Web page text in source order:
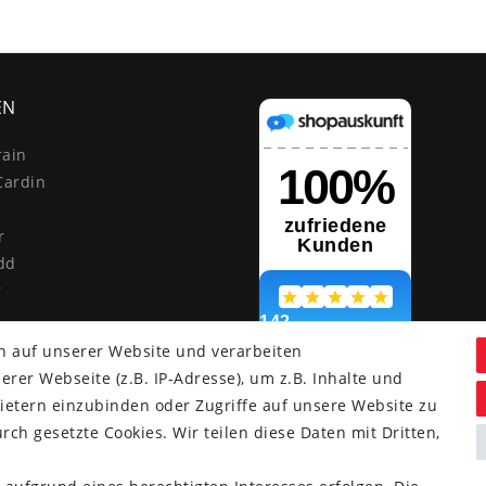
auf unserer Website und verarbeiten
Webseite (z.B. IP-Adresse), um z.B. Inhalte und
einzubinden oder Zugriffe auf unsere Website zu
gesetzte Cookies. Wir teilen diese Daten mit Dritten,